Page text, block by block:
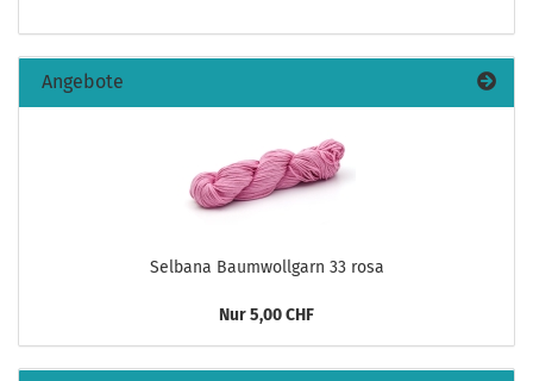
Angebote
Selbana Baumwollgarn 33 rosa
Nur 5,00 CHF